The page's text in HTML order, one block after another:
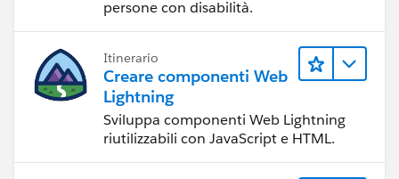
persone con disabilità.
Itinerario
Creare componenti Web
Lightning
Sviluppa componenti Web Lightning
riutilizzabili con JavaScript e HTML.